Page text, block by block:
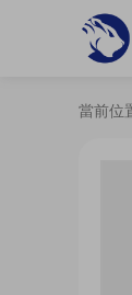
當前位